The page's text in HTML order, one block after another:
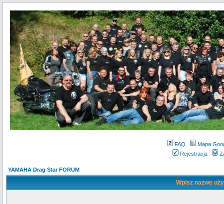
FAQ
Mapa
Rejestracja
YAMAHA Drag Star FORUM
Wpisz nazwę